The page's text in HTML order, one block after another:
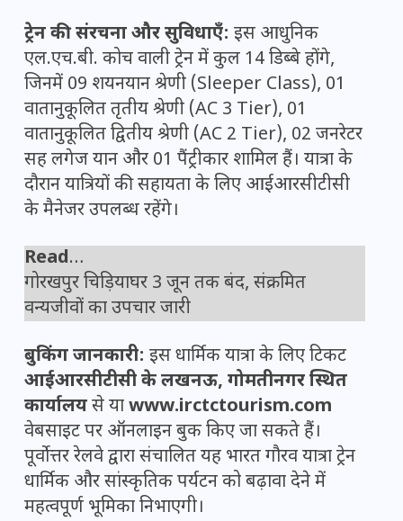
ट्रेन की संरचना और सुविधाएँ: इस आधुनिक
एल.एच.बी. कोच वाली ट्रेन में कुल 14 डिब्बे होंगे,
जिनमें 09 शयनयान श्रेणी (Sleeper Class), 01
वातानुकूलित तृतीय श्रेणी (AC 3 Tier), 01
वातानुकूलित द्वितीय श्रेणी (AC 2 Tier), 02 जनरेटर
सह लगेज यान और 01 पैंट्रीकार शामिल हैं। यात्रा के
दौरान यात्रियों की सहायता के लिए आईआरसीटीसी
के मैनेजर उपलब्ध रहेंगे।
Read…
गोरखपुर चिड़ियाघर 3 जून तक बंद, संक्रमित
वन्यजीवों का उपचार जारी
बुकिंग जानकारी: इस धार्मिक यात्रा के लिए टिकट
आईआरसीटीसी के लखनऊ, गोमतीनगर स्थित
कार्यालयसे याwww.irctctourism.com
वेबसाइट पर ऑनलाइन बुक किए जा सकते हैं।
पूर्वोत्तर रेलवे द्वारा संचालित यह भारत गौरव यात्रा ट्रेन
धार्मिक और सांस्कृतिक पर्यटन को बढ़ावा देने में
महत्वपूर्ण भूमिका निभाएगी।